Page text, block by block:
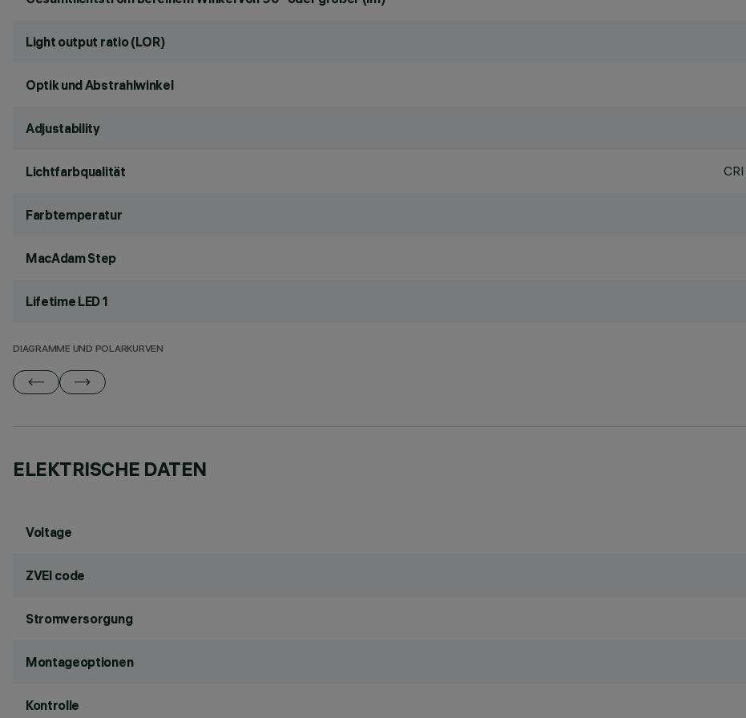
Light output ratio (LOR)
Optik und Abstrahlwinkel
Adjustability
Lichtfarbqualität CRI
Farbtemperatur
MacAdam Step
Lifetime LED 1
DIAGRAMME UND POLARKURVEN
ELEKTRISCHE DATEN
Voltage
ZVEI code
Stromversorgung
Montageoptionen
Kontrolle